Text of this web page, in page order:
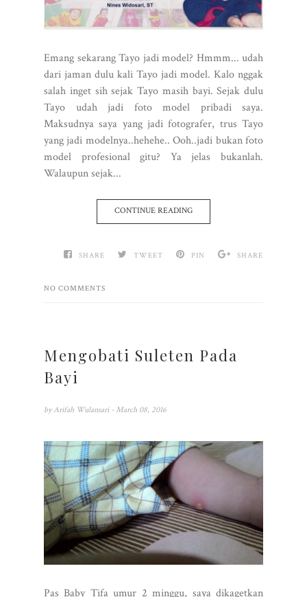
Emang sekarang Tayo jadi model? Hmmm... udah
dari jaman dulu kali Tayo jadi model. Kalo nggak
salah inget sih sejak Tayo masih bayi. Sejak dulu
Tayo udah jadi foto model pribadi saya.
Maksudnya saya yang jadi fotografer, trus Tayo
yang jadi modelnya..hehehe.. Ooh..jadi bukan foto
model profesional gitu? Ya jelas bukanlah.
Walaupun sejak...
CONTINUE READING
SHARE TWEET PIN SHARE
NO COMMENTS
Mengobati Suleten Pada
Bayi
by Arifah Wulansari - March 08, 2016
Pas Baby Tifa umur 2 minggu, saya dikagetkan